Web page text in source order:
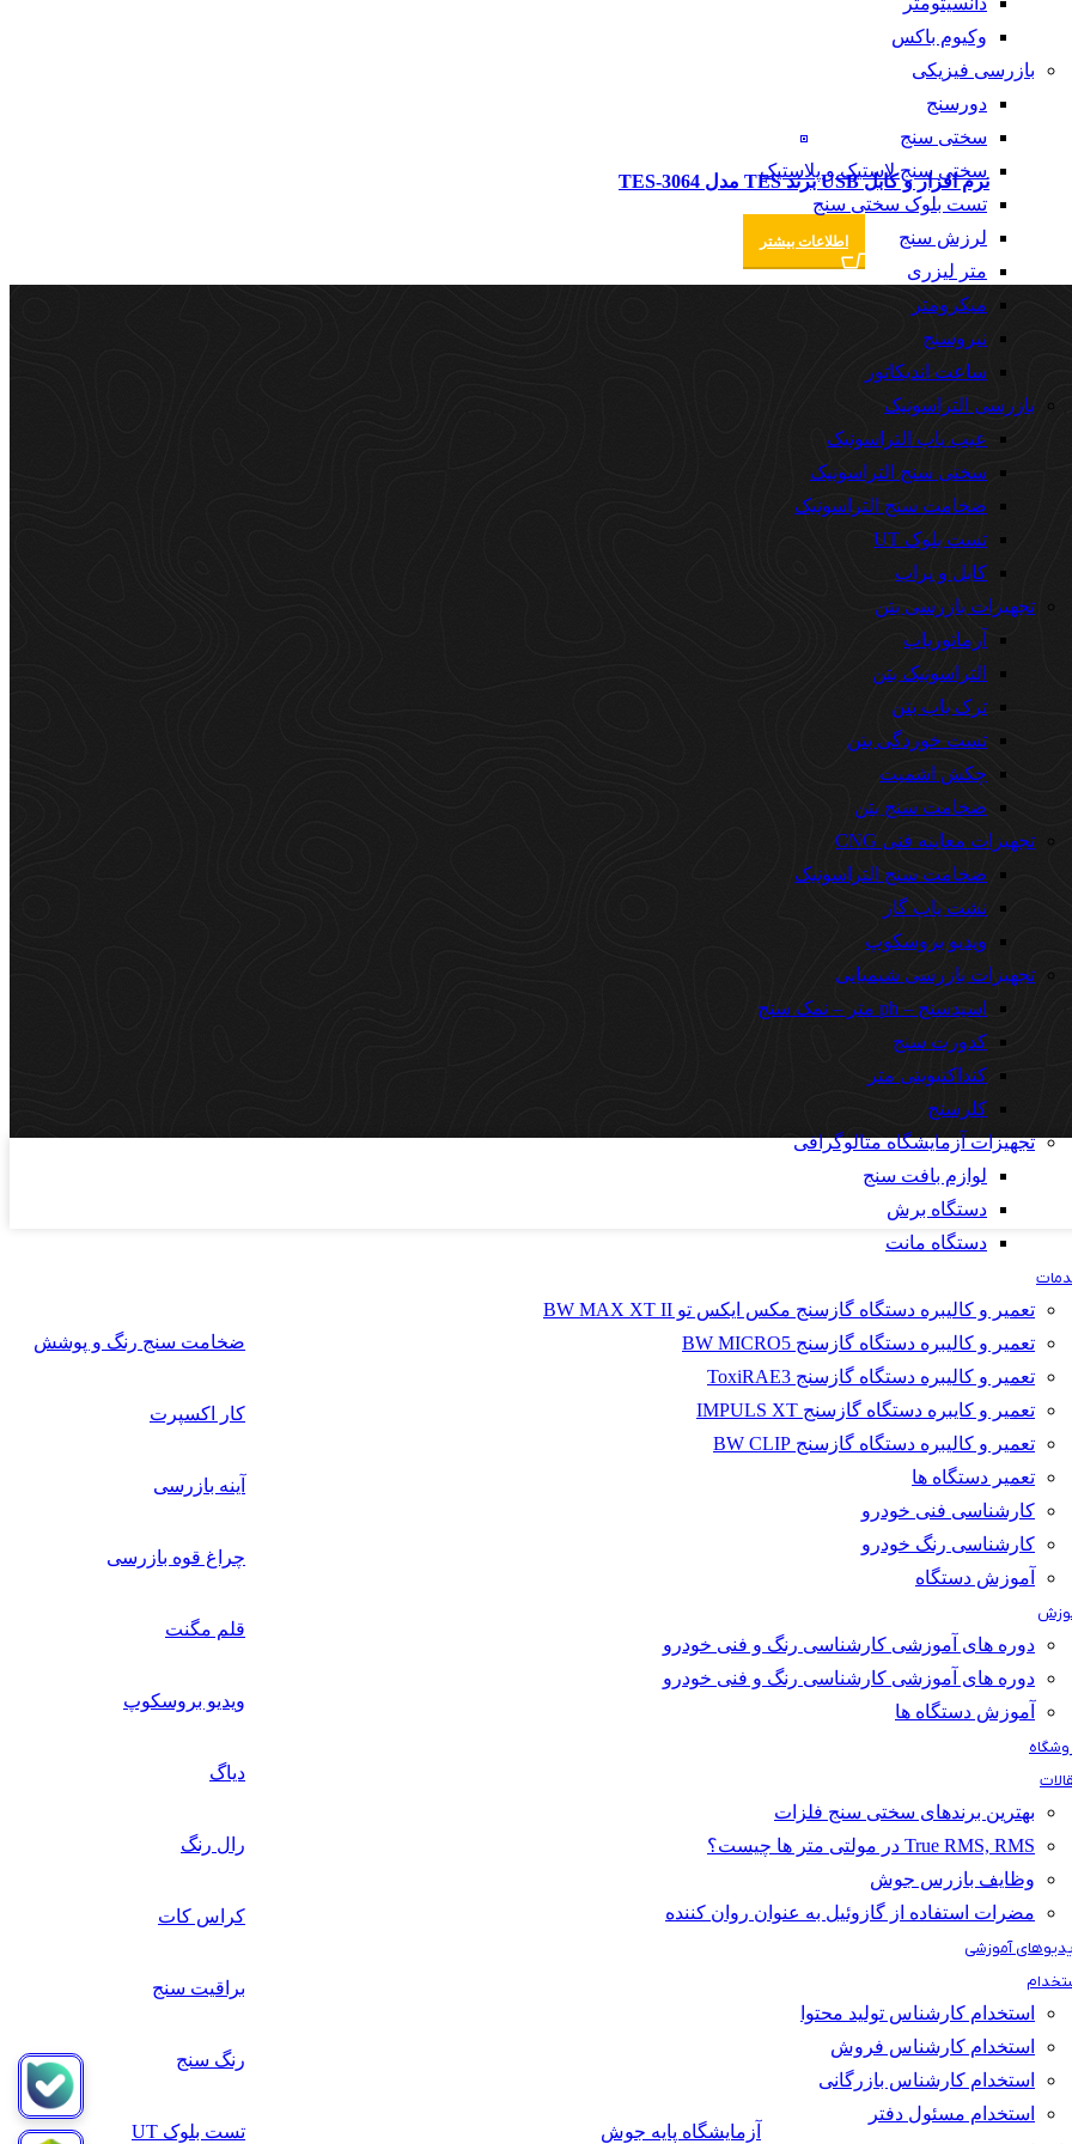
وکیوم باکس
بازرسی فیزیکی
دورسنج
سختی سنج
سختی سنج لاستیک و پلاستیک
تست بلوک سختی سنج
لرزش سنج
متر لیزری
میکرومتر
نیروسنج
ساعت اندیکاتور
بازرسی التراسونیک
عیب یاب التراسونیک
سختی سنج التراسونیک
ضخامت سنج التراسونیک
تست بلوک UT
کابل و پراب
تجهیزات بازرسی بتن
آرماتوریاب
التراسونیک بتن
ترک یاب بتن
تست خوردگی بتن
چکش اشمیت
ضخامت سنج بتن
تجهیزات معاینه فنی CNG
ضخامت سنج التراسونیک
نشت یاب گاز
ویدیو بروسکوپ
تجهیزات بازرسی شیمیایی
اسیدسنج – ph متر – نمک سنج
کدورت سنج
کنداکتیویتی متر
کلرسنج
تجهیزات آزمایشگاه متالوگرافی
لوازم بافت سنج
دستگاه برش
دستگاه مانت
تعمیر و کالیبره دستگاه گازسنج مکس ایکس تو BW MAX XT II
تعمیر و کالیبره دستگاه گازسنج BW MICRO5
تعمیر و کالیبره دستگاه گازسنج ToxiRAE3
تعمیر و کایبره دستگاه گازسنج IMPULS XT
تعمیر و کالیبره دستگاه گازسنج BW CLIP
تعمیر دستگاه ها
کارشناسی فنی خودرو
کارشناسی رنگ خودرو
آموزش دستگاه
دوره های آموزشی کارشناسی رنگ و فنی خودرو
دوره های آموزشی کارشناسی رنگ و فنی خودرو
آموزش دستگاه ها
بهترین برندهای سختی سنج فلزات
True RMS, RMS در مولتی متر ها چیست؟
وظایف بازرس جوش
مضرات استفاده از گازوئیل به عنوان روان کننده
آموزشی
استخدام کارشناس تولید محتوا
استخدام کارشناس فروش
استخدام کارشناس بازرگانی
استخدام مسئول دفتر
نرم افزار و کابل USB برند TES مدل TES-3064
اطلاعات بیشتر
ضخامت سنج رنگ و پوشش
کار اکسپرت
آینه بازرسی
چراغ قوه بازرسی
قلم مگنت
ویدیو بروسکوپ
دیاگ
رال رنگ
کراس کات
براقیت سنج
رنگ سنج
آزمایشگاه پایه جوش تست بلوک UT